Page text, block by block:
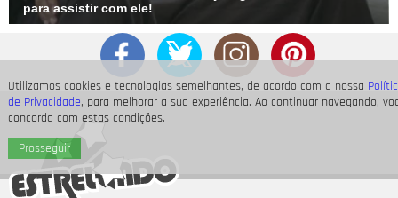
Utilizamos cookies e tecnologias semelhantes, de acordo com a nossa
de Privacidade, para melhorar a sua experiência. Ao continuar navegando,
concorda com estas condições.
Prosseguir
para assistir com ele!